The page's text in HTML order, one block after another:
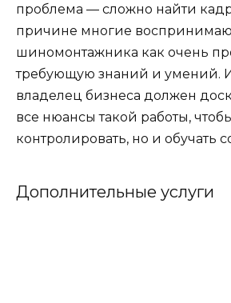
проблема — сложно найти
причине многие
шиномонтажника как очень
требующую знаний и умений.
владелец бизнеса должен
все нюансы такой работы,
контролировать, но и обучать
Дополнительные услуги